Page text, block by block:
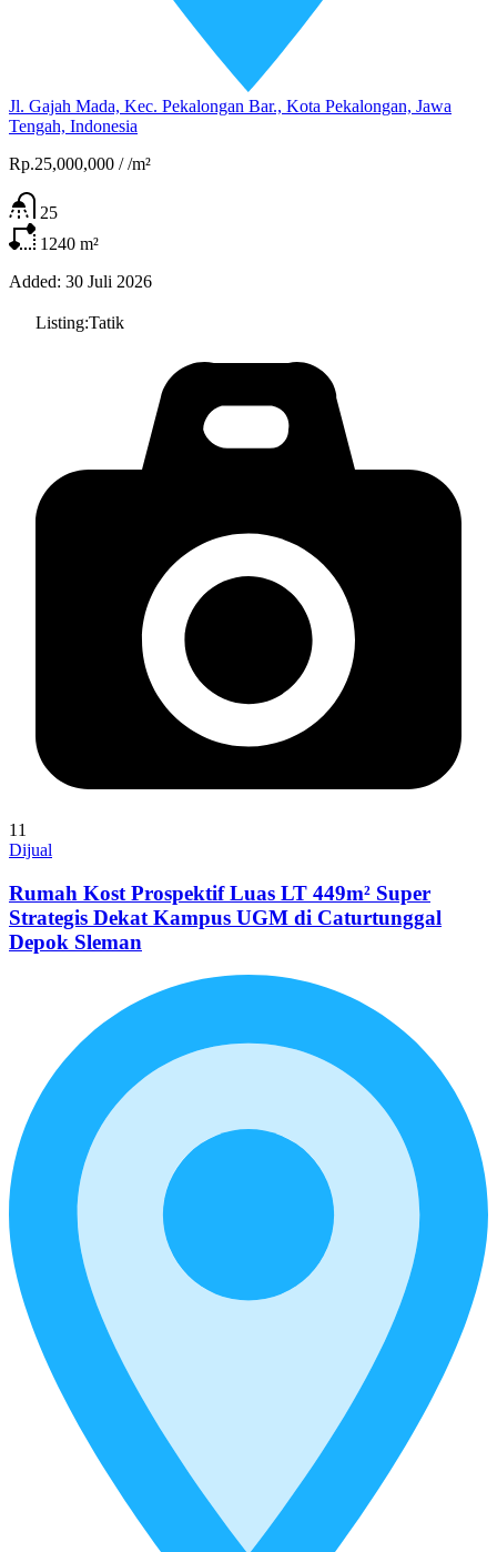
Jl. Gajah Mada, Kec. Pekalongan Bar., Kota Pekalongan, Jawa
Tengah, Indonesia
Rp.25,000,000 / /m²
25
1240 m²
Added: 30 Juli 2026
Listing:Tatik
11
Dijual
Rumah Kost Prospektif Luas LT 449m² Super
Strategis Dekat Kampus UGM di Caturtunggal
Depok Sleman